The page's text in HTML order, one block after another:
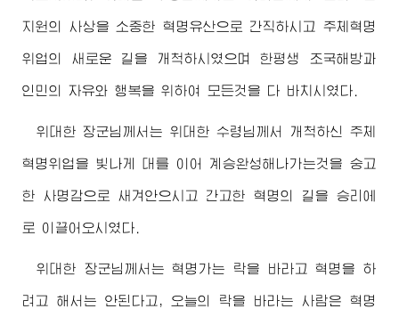
지원의 사상을 소중한 혁명유산으로 간직하시고 주체혁명
위업의 새로운 길을 개척하시였으며 한평생 조국해방과
인민의 자유와 행복을 위하여 모든것을 다 바치시였다.
위대한 장군님께서는 위대한 수령님께서 개척하신 주체
혁명위업을 빛나게 대를 이어 계승완성해나가는것을 숭고
한 사명감으로 새겨안으시고 간고한 혁명의 길을 승리에
로 이끌어오시였다.
위대한 장군님께서 는 혁명가는 락을 바라고 혁명을 하
려고 해서는 안된다고, 오늘의 락을 바라는 사람은 혁명